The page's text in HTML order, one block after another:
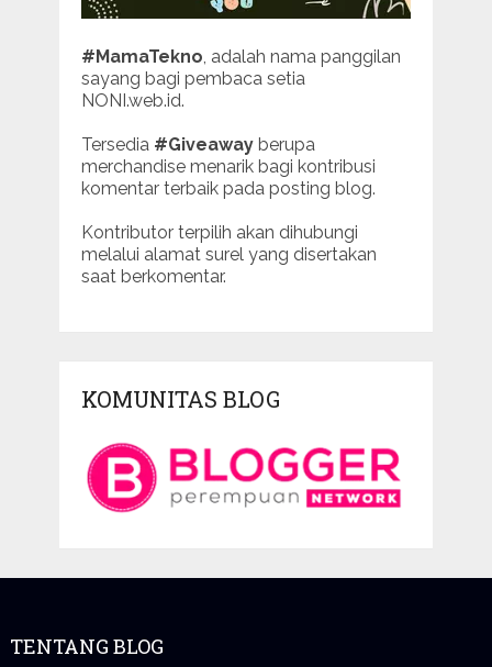
#MamaTekno , adalah nama panggilan
sayang bagi pembaca setia
NONI.web.id.
Tersedia #Giveawayberupa
merchandise menarik bagi kontribusi
komentar terbaik pada posting blog.
Kontributor terpilih akan dihubungi
melalui alamat surel yang disertakan
saat berkomentar.
KOMUNITAS BLOG
TENTANG BLOG